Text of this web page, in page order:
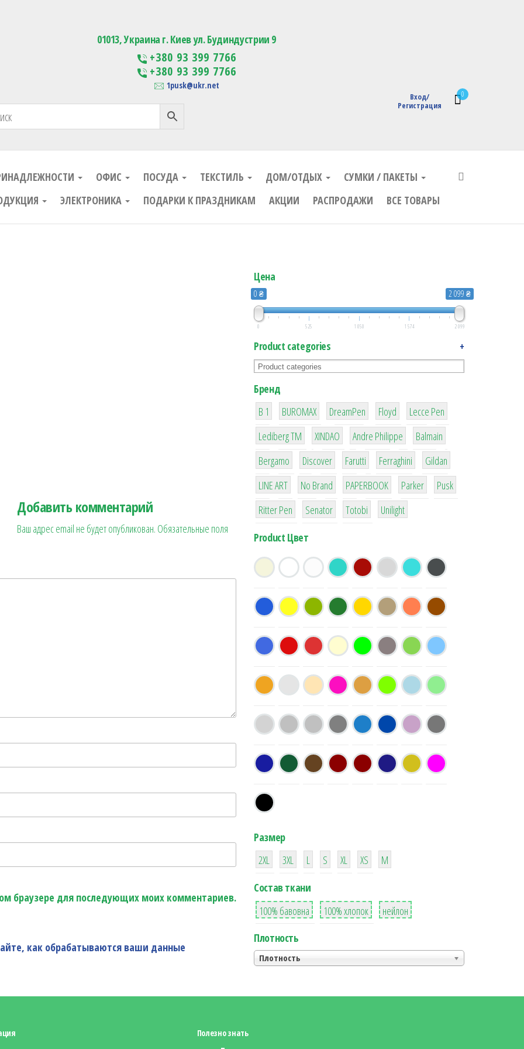
Изготовление сувенирной продукции с логотипом
0
Вход/
Регистрация
01013, Украина г. Киев ул. Будиндустрии 9
+380 93 399 7766
+380 93 399 7766
1pusk@ukr.net
ОФИС ПОСУДА ТЕКСТИЛЬ ДОМ/ОТДЫХ
СУМКИ / ПАКЕТЫ
ЭЛЕКТРОНИКА ПОДАРКИ К ПРАЗДНИКАМ АКЦИИ РАСПРОДАЖИ ВСЕ ТОВАРЫ
Добавить комментарий
Ваш адрес email не будет опубликован. Обязательные поля
браузере для последующих моих комментариев.
как обрабатываются ваши данные
Цена
0 ₴ 2 099 ₴
0 525 1 050 1 574 2 099
Product categories +
Бренд
B 1
1
BUROMAX
1
DreamPen
2
Floyd
2
Lecce Pen
3
Lediberg ТМ
3
XINDAO
1
Andre Philippe
4
Balmain
26
Bergamo
64
Discover
299
Farutti
4
Ferraghini
42
Gildan
4
LINE ART
90
No Brand
8
PAPERBOOK
6
Parker
2
Pusk
22
Ritter Pen
15
Senator
43
Totobi
1
Unilight
Product Цвет
Размер
38
2XL
16
3XL
42
L
42
S
42
XL XS
М
Состав ткани
8
100% бавовна
36
100% хлопок
2
нейлон
Плотность
Плотность
Полезно знать